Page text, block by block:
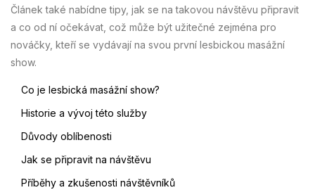
Článek také nabídne tipy, jak se na takovou návštěvu připravit
a co od ní očekávat, což může být užitečné zejména pro
nováčky, kteří se vydávají na svou první lesbickou masážní
show.
Co je lesbická masážní show?
Historie a vývoj této služby
Důvody oblíbenosti
Jak se připravit na návštěvu
Příběhy a zkušenosti návštěvníků